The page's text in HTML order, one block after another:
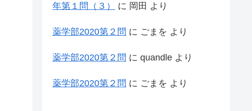
年第１問（３）
に 岡田 より
薬学部2020第２問 に ごまを より
薬学部2020第２問 に quandle より
薬学部2020第２問 に ごまを より